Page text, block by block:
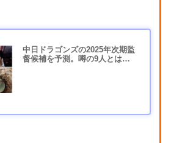
中日ドラゴンズの2025年次期監
督候補を予測。噂の9人とは…